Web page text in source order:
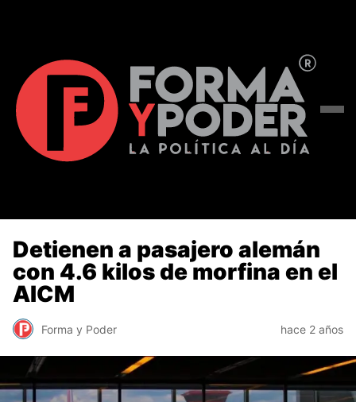
Detienen a pasajero alemán
con 4.6 kilos de morfina en el
AICM
Forma y Poder hace 2 años